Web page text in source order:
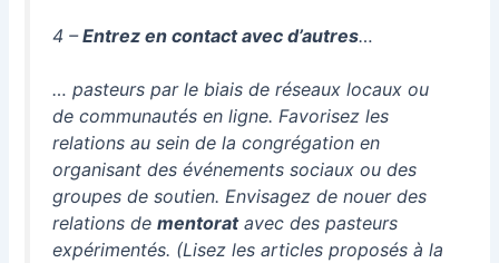
4 –Entrez en contact avec d’autres…
… pasteurs par le biais de réseaux locaux ou
de communautés en ligne. Favorisez les
relations au sein de la congrégation en
organisant des événements sociaux ou des
groupes de soutien. Envisagez de nouer des
relations dementoratavec des pasteurs
expérimentés. (Lisez les articles proposés à la